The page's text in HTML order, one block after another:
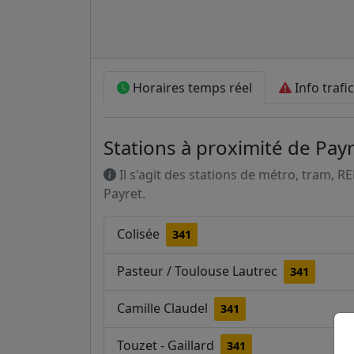
Horaires temps réel Info trafic
Stations à proximité de
Il s'agit des stations de métro, tram,
Payret.
Colisée 341
Pasteur / Toulouse Lautrec 341
Camille Claudel 341
Touzet - Gaillard 341